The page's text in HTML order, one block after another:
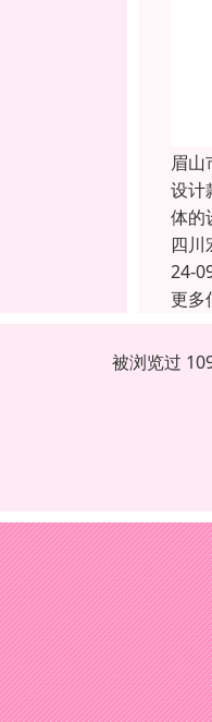
眉山
设计
体的
四川
24-
更多
被浏览过